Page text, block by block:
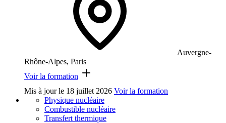
Auvergne-
Rhône-Alpes, Paris
Voir la formation
Mis à jour le 18 juillet 2026 Voir la formation
Physique nucléaire
Combustible nucléaire
Transfert thermique